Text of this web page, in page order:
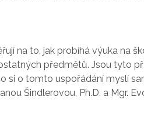
na to, jak probíhá výuka na
předmětů. Jsou tyto
si o tomto uspořádání myslí
Šindlerovou, Ph.D. a Mgr.